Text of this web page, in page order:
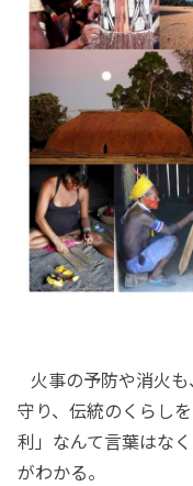
火事の予防や消火
守り、伝統のくらし
利」なんて言葉はな
がわかる。